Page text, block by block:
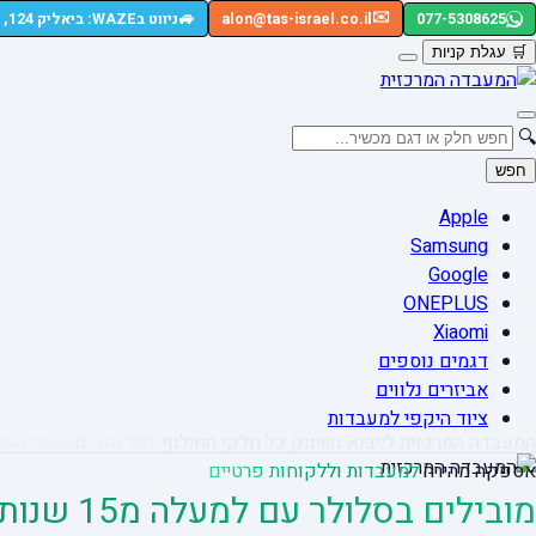
077-5308625
✉️
alon@tas-israel.co.il
🚙ניווט בWAZE: ביאליק 124, רמת גן
🛒 עגלת קניות
🔍
חפש
Apple
Samsung
Google
ONEPLUS
Xiaomi
דגמים נוספים
אביזרים נלווים
ציוד היקפי למעבדות
אספקה מהירהלמעבדות וללקוחות פרטיים
מובילים בסלולר עם למעלה מ15 שנות ניסיון